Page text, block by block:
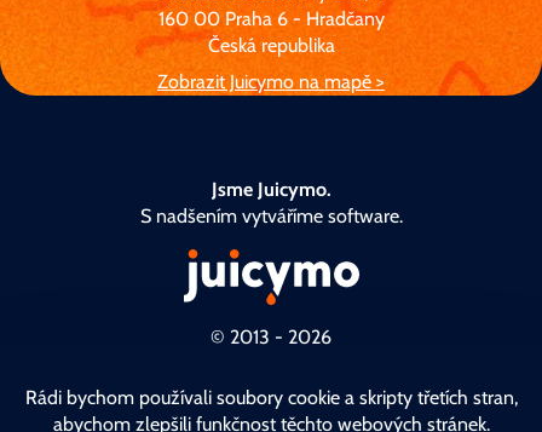
160 00 Praha 6 - Hradčany
Česká republika
Zobrazit Juicymo na mapě >
Jsme Juicymo.
S nadšením vytváříme software.
© 2013 - 2026
Rádi bychom používali soubory cookie a skripty třetích stran,
abychom zlepšili funkčnost těchto webových stránek.